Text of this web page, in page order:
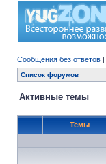
Сообщения без ответов |
Список форумов
Активные темы
Темы